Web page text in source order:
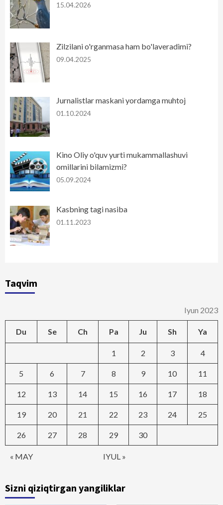
15.04.2026
Zilzilani o'rganmasa ham bo'laveradimi?
09.04.2025
Jurnalistlar maskani yordamga muhtoj
01.10.2024
Kino Oliy o'quv yurti mukammallashuvi
omillarini bilamizmi?
05.09.2024
Kasbning tagi nasiba
01.11.2023
Taqvim
Iyun 2023
Du Se Ch Pa Ju Sh Ya
« MAY IYUL »
1 2 3 4
5 6 7 8 9 10 11
12 13 14 15 16 17 18
19 20 21 22 23 24 25
26 27 28 29 30
Sizni qiziqtirgan yangiliklar